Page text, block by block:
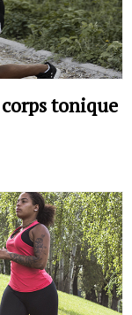
tonique